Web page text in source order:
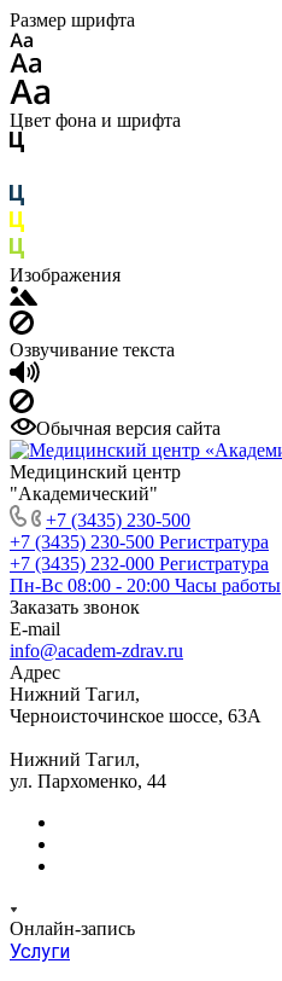
Размер шрифта
Цвет фона и шрифта
Изображения
Озвучивание текста
Обычная версия сайта
Медицинский центр
"Академический"
+7 (3435) 230-500
+7 (3435) 230-500 Регистратура
+7 (3435) 232-000 Регистратура
Пн-Вс 08:00 - 20:00 Часы работы
Заказать звонок
E-mail
info@academ-zdrav.ru
Адрес
Нижний Тагил,
Черноисточинское шоссе, 63А
Нижний Тагил,
ул. Пархоменко, 44
Онлайн-запись
Услуги